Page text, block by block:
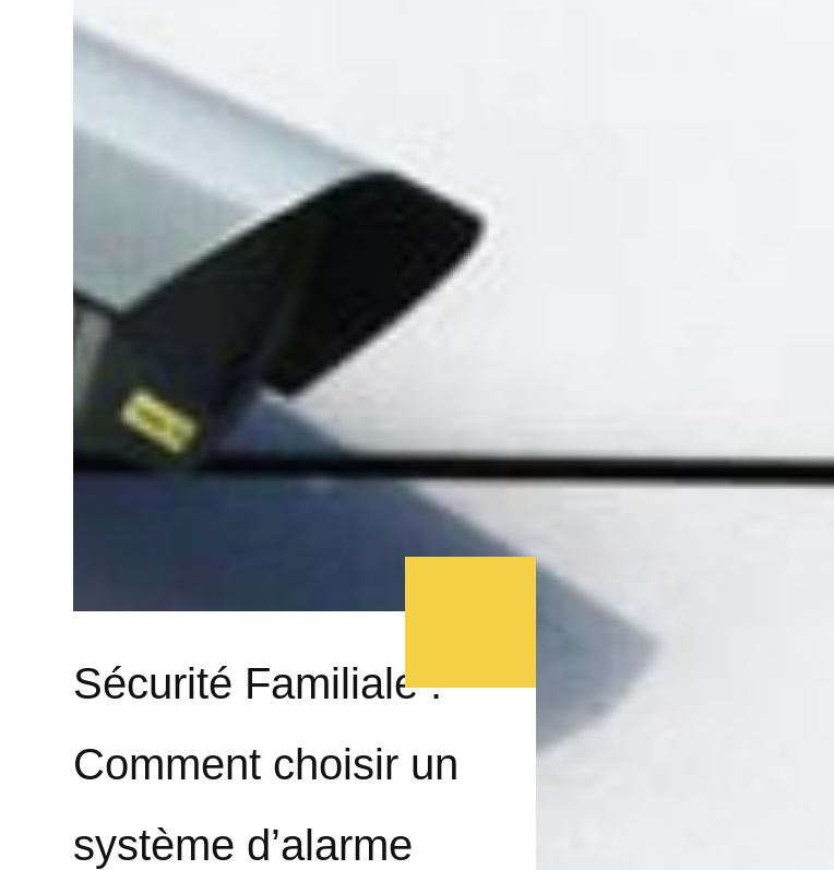
Sécurité Familiale :
Comment choisir un
système d’alarme